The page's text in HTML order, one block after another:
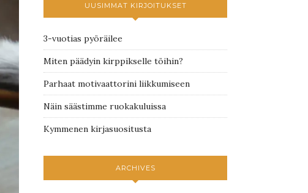
UUSIMMAT KIRJOITUKSET
3-vuotias pyöräilee
Miten päädyin kirppikselle töihin?
Parhaat motivaattorini liikkumiseen
Näin säästimme ruokakuluissa
Kymmenen kirjasuositusta
ARCHIVES